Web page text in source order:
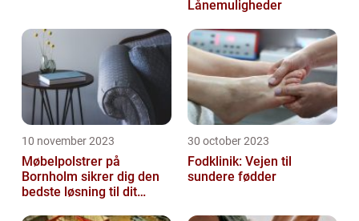
Lånemuligheder
10 november 2023
Møbelpolstrer på
Bornholm sikrer dig den
bedste løsning til dit
30 october 2023
Fodklinik: Vejen til
sundere fødder